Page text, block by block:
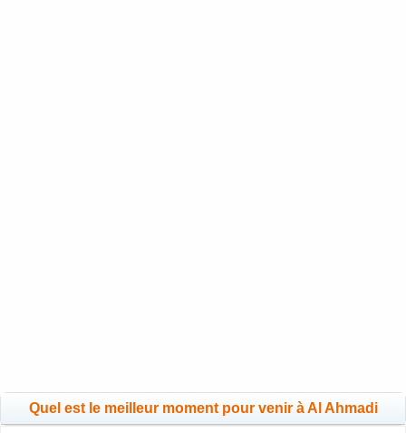
Quel est le meilleur moment pour venir à Al Ahmadi